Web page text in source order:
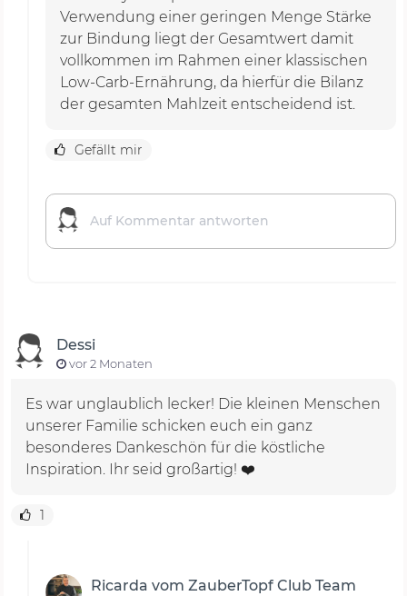
Verwendung einer geringen Menge Stärke
zur Bindung liegt der Gesamtwert damit
vollkommen im Rahmen einer klassischen
Low-Carb-Ernährung, da hierfür die Bilanz
der gesamten Mahlzeit entscheidend ist.
Gefällt mir
Dessi
vor 2 Monaten
Es war unglaublich lecker! Die kleinen Menschen
unserer Familie schicken euch ein ganz
besonderes Dankeschön für die köstliche
Inspiration. Ihr seid großartig! ❤️
1
Ricarda vom ZauberTopf Club Team